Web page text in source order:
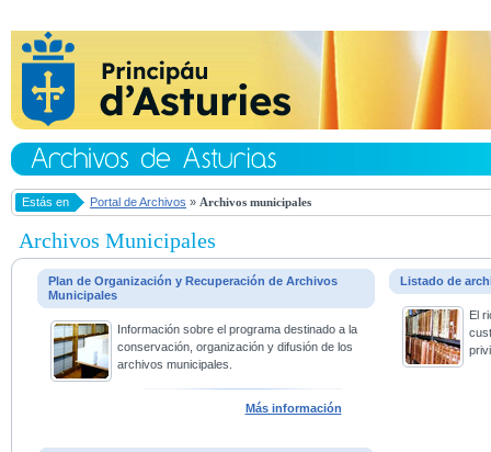
Estás en Portal de Archivos » Archivos municipales
Archivos Municipales
Plan de Organización y Recuperación de Archivos
Municipales
Información sobre el programa destinado a la
conservación, organización y difusión de los
archivos municipales.
Más información
Listado de
El